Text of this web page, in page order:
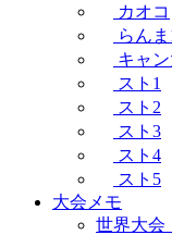
カオコ
らんま
キャ
スト1
スト2
スト3
スト4
スト5
大会メモ
世界大会